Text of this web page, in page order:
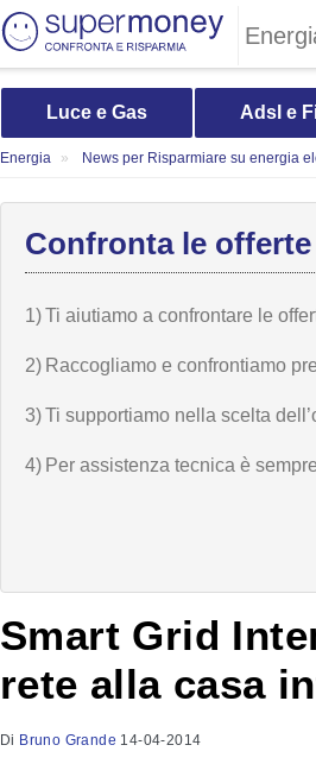
Luce e Gas Adsl e
Energia News per Risparmiare su energia
Confronta le
1)Ti aiutiamo a confrontare le
2) Raccogliamo e confrontiamo
3)Ti supportiamo nella scelta
4) Per assistenza tecnica è
Smart Grid
rete alla casa
Di Bruno Grande 14-04-2014